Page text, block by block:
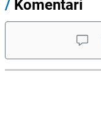
/ Komentari